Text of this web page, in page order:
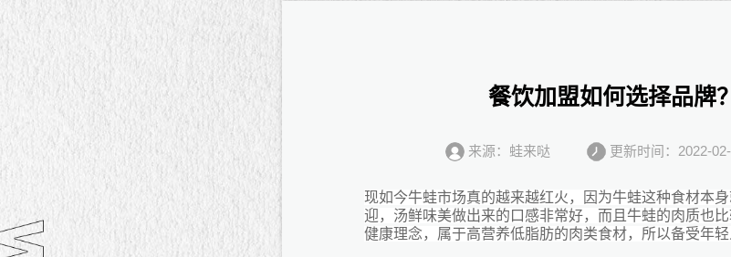
餐饮加盟如何选择品牌？
来源：蛙来哒 更新时间：2022-
现如今牛蛙市场真的越来越红火，因为牛蛙这种食材本
迎，汤鲜味美做出来的口感非常好，而且牛蛙的肉质也
健康理念，属于高营养低脂肪的肉类食材，所以备受年轻